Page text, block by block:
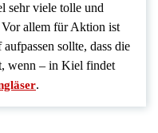
sehr viele tolle und
Vor allem für Aktion ist
sollte, dass die
wenn – in Kiel findet
.